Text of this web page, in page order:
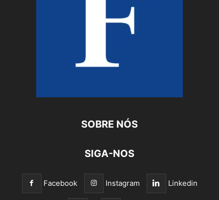
SOBRE NÓS
SIGA-NOS
Facebook Instagram Linkedin